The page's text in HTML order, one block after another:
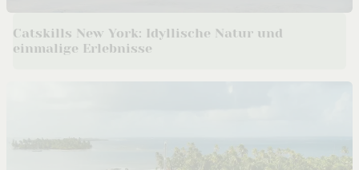
Catskills New York: Idyllische Natur und
einmalige Erlebnisse